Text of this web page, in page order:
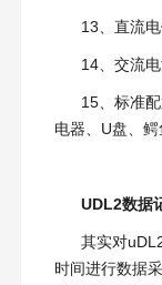
13、直流
14、交流
15、标准
电器、U盘、鳄
UDL2数据
其实对
时间进行数据